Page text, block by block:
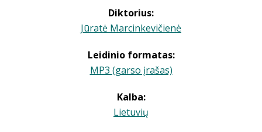
Diktorius:
Jūratė Marcinkevičienė
Leidinio formatas:
MP3 (garso įrašas)
Kalba:
Lietuvių